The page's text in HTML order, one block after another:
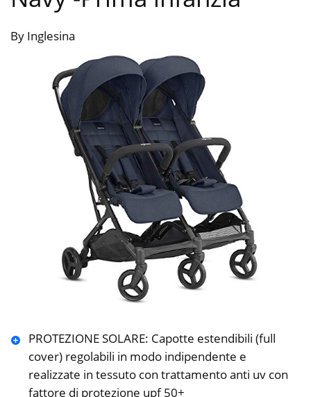
By Inglesina
PROTEZIONE SOLARE: Capotte estendibili (full
cover) regolabili in modo indipendente e
realizzate in tessuto con trattamento anti uv con
fattore di protezione upf 50+